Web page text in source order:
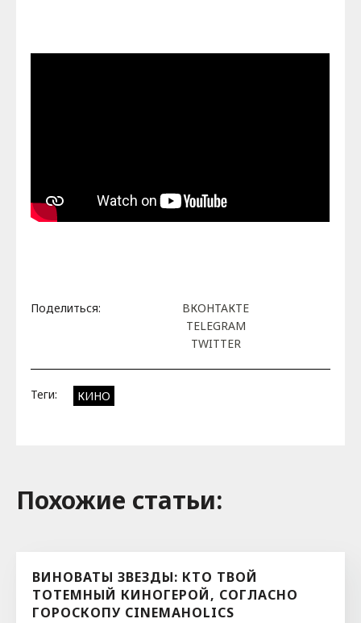
Поделиться:
ВКОНТАКТЕ
TELEGRAM
TWITTER
Теги: КИНО
Похожие cтатьи:
ВИНОВАТЫ ЗВЕЗДЫ: КТО ТВОЙ
ТОТЕМНЫЙ КИНОГЕРОЙ, СОГЛАСНО
ГОРОСКОПУ CINEMAHOLICS